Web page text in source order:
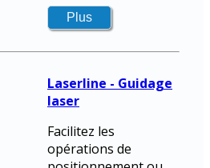
Laserline - Guidage
laser
Facilitez les
opérations de